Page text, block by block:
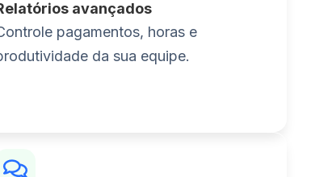
avançados
pagamentos, horas e
da sua equipe.